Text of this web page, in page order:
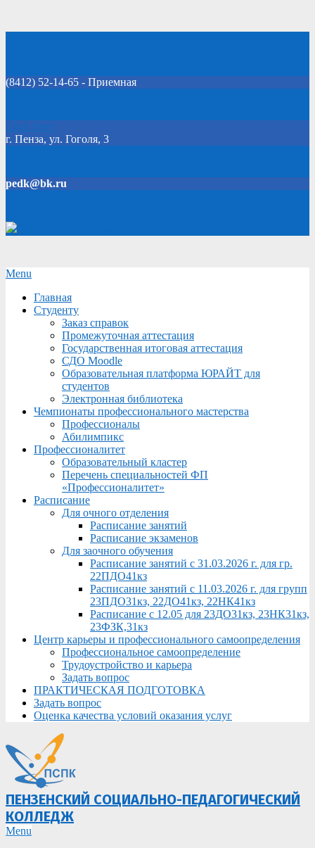
(8412) 52-14-65 - Приемная
Click Here
г. Пенза, ул. Гоголя, 3
pedk@bk.ru
Secondary
Menu
Menu
Главная
Студенту
Заказ справок
Промежуточная аттестация
Государственная итоговая аттестация
СДО Moodle
Образовательная платформа ЮРАЙТ для
студентов
Электронная библиотека
Чемпионаты профессионального мастерства
Профессионалы
Абилимпикс
Профессионалитет
Образовательный кластер
Перечень специальностей ФП
«Профессионалитет»
Расписание
Для очного отделения
Расписание занятий
Расписание экзаменов
Для заочного обучения
Расписание занятий с 31.03.2026 г. для гр.
22ПДО41кз
Расписание занятий с 11.03.2026 г. для групп
23ПДО31кз, 22ДО41кз, 22НК41кз
Расписание с 12.05 для 23ДО31кз, 23НК31кз,
23ФЗК,31кз
Центр карьеры и профессионального самоопределения
Профессиональное самоопределение
Трудоустройство и карьера
Задать вопрос
ПРАКТИЧЕСКАЯ ПОДГОТОВКА
Задать вопрос
Оценка качества условий оказания услуг
ПЕНЗЕНСКИЙ СОЦИАЛЬНО-ПЕДАГОГИЧЕСКИЙ
КОЛЛЕДЖ
Primary
Menu